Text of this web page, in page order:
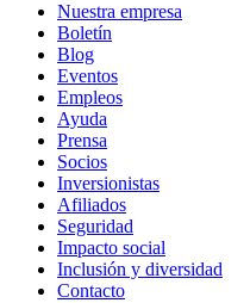
Nuestra empresa
Boletín
Blog
Eventos
Empleos
Ayuda
Prensa
Socios
Inversionistas
Afiliados
Seguridad
Impacto social
Inclusión y diversidad
Contacto